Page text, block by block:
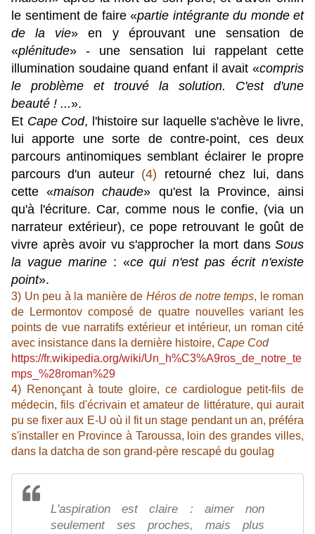
le sentiment de faire «partie intégrante du monde et
de la vie» en y éprouvant une sensation de
«plénitude» - une sensation lui rappelant cette
illumination soudaine quand enfant il avait «compris
le problème et trouvé la solution. C'est d'une
beauté ! ...».
Et Cape Cod, l'histoire sur laquelles'achève le livre,
lui apporte une sorte de contre-point, ces deux
parcours antinomiques semblant éclairer le propre
parcours d'un auteur (4) retourné chez lui, dans
cette «maison chaude» qu'est la Province, ainsi
qu'à l'écriture. Car, comme nous le confie, (via un
narrateur extérieur), ce pope retrouvant le goût de
vivre après avoir vu s'approcher la mort dans Sous
la vague marine : «ce qui n'est pas écrit n'existe
point».
3) Un peu à la manière de Héros de notre temps, le roman
de Lermontov composé de quatre nouvelles variant les
points de vue narratifs extérieur et intérieur, un roman cité
avec insistance dans la dernière histoire, Cape Cod
https://fr.wikipedia.org/wiki/Un_h%C3%A9ros_de_notre_te
mps_%28roman%29
4) Renonçant à toute gloire, ce cardiologue petit-fils de
médecin, fils d'écrivain et amateur de littérature, qui aurait
pu se fixer aux E-U où il fit un stage pendant un an, préféra
s'installer en Province à Taroussa, loin des grandes villes,
dans la datcha de son grand-père rescapé du goulag
L'aspiration est claire : aimer non
seulement ses proches, mais plus